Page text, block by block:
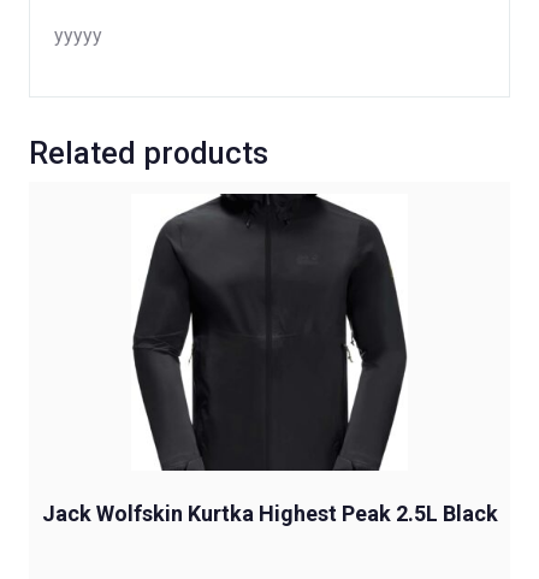
yyyyy
Related products
Jack Wolfskin Kurtka Highest Peak 2.5L Black